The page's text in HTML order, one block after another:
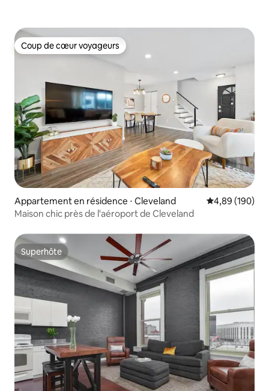
Coup de cœur voyageurs
Coup de cœur voyageurs
Appartement en résidence ⋅ Cleveland Évaluation
4,89 (190)
Maison chic près de l'aéroport de Cleveland
Superhôte
Superhôte